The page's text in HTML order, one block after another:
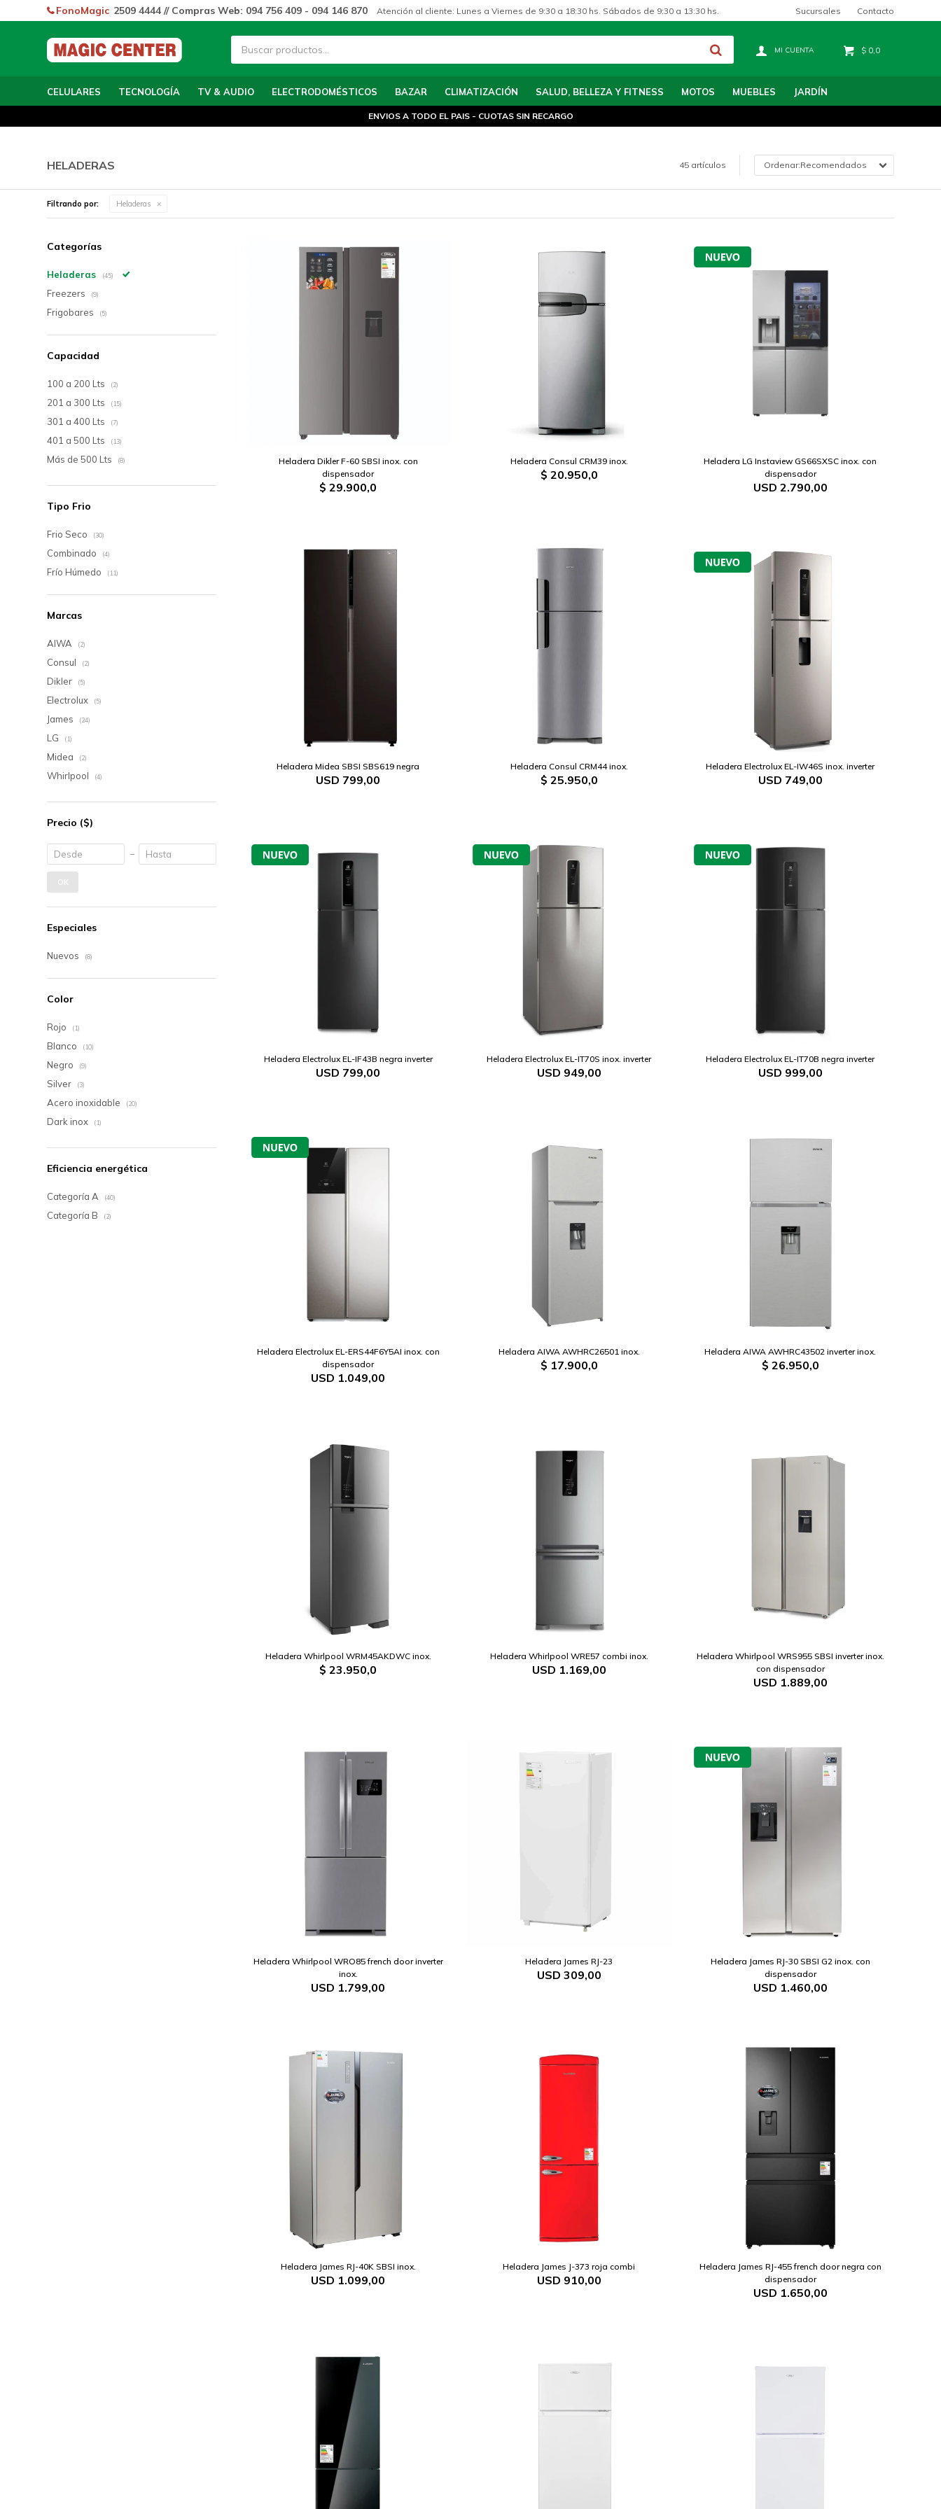
CELULARES TECNOLOGÍA TV & AUDIO ELECTRODOMÉSTICOS BAZAR CLIMATIZACIÓN SALUD, BELLEZA Y FITNESS MOTOS MUEBLES JARDÍN
$ 0,0
FonoMagic 2509 4444 // Compras Web: 094 756 409 - 094 146 870 Atención al cliente: Lunes a Viernes de 9:30 a 18:30 hs. Sábados de 9:30 a 13:30 hs. Sucursales Contacto
ENVIOS A TODO EL PAIS - CUOTAS SIN RECARGO
HELADERAS 45 artículos Recomendados
Filtrando por: Heladeras
Heladera Dikler F-60 SBSI inox. con
dispensador
$ 29.900,0
Heladera Consul CRM39 inox.
$ 20.950,0
Heladera LG Instaview GS66SXSC inox. con
dispensador
USD 2.790,00
Heladera Midea SBSI SBS619 negra
USD 799,00
Heladera Consul CRM44 inox.
$ 25.950,0
Heladera Electrolux EL-IW46S inox. inverter
USD 749,00
Heladera Electrolux EL-IF43B negra inverter
USD 799,00
Heladera Electrolux EL-IT70S inox. inverter
USD 949,00
Heladera Electrolux EL-IT70B negra inverter
USD 999,00
Heladera Electrolux EL-ERS44F6Y5AI inox. con
dispensador
USD 1.049,00
Heladera AIWA AWHRC26501 inox.
$ 17.900,0
Heladera AIWA AWHRC43502 inverter inox.
$ 26.950,0
Heladera Whirlpool WRM45AKDWC inox.
$ 23.950,0
Heladera Whirlpool WRE57 combi inox.
USD 1.169,00
Heladera Whirlpool WRS955 SBSI inverter inox.
con dispensador
USD 1.889,00
Heladera Whirlpool WRO85 french door inverter
inox.
USD 1.799,00
Heladera James RJ-23
USD 309,00
Heladera James RJ-30 SBSI G2 inox. con
dispensador
USD 1.460,00
Heladera James RJ-40K SBSI inox.
USD 1.099,00
Heladera James J-373 roja combi
USD 910,00
Heladera James RJ-455 french door negra con
dispensador
USD 1.650,00
Categorías
Heladeras (45)
Freezers (9)
Frigobares (5)
Capacidad
100 a 200 Lts (2)
201 a 300 Lts (15)
301 a 400 Lts (7)
401 a 500 Lts (13)
Más de 500 Lts (8)
Tipo Frio
Frio Seco (30)
Combinado (4)
Frío Húmedo (11)
Marcas
AIWA (2)
Consul (2)
Dikler (5)
Electrolux (5)
James (24)
LG (1)
Midea (2)
Whirlpool (4)
Precio ($)
OK
Especiales
Nuevos (8)
Color
Rojo (1)
Blanco (10)
Negro (9)
Silver (3)
Acero inoxidable (20)
Dark inox (1)
Eficiencia energética
Categoría A (40)
Categoría B (2)